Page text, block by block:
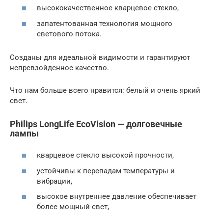
высококачественное кварцевое стекло,
запатентованная технология мощного
светового потока.
Созданы для идеальной видимости и гарантируют
непревзойденное качество.
Что нам больше всего нравится: белый и очень яркий
свет.
Philips LongLife EcoVision — долговечные
лампы
кварцевое стекло высокой прочности,
устойчивы к перепадам температуры и
вибрации,
высокое внутреннее давление обеспечивает
более мощный свет,